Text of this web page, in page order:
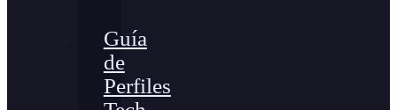
Guía
de
Perfiles